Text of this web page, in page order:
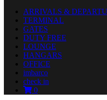
ARRIVALS &
TERMINAL
GATES
DUTY FREE
LOUNGE
HANGARS
OFFICE
imbarco
check in
0